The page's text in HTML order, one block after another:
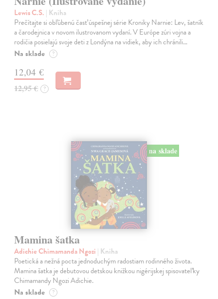
Lewis C.S. | Kniha
Prečítajte si obľúbenú časť úspešnej série Kroniky Narnie: Lev, šatník
a čarodejnica v novom ilustrovanom vydaní. V Európe zúri vojna a
rodičia posielajú svoje deti z Londýna na vidiek, aby ich chránili…
Na sklade ?
12,04 €
12,95 € ?
na sklade
Mamina šatka
Adichie Chimamanda Ngozi | Kniha
Poetická a nežná pocta jednoduchým radostiam rodinného života.
Mamina šatka je debutovou detskou knižkou nigérijskej spisovateľky
Chimamandy Ngozi Adichie.
Na sklade ?